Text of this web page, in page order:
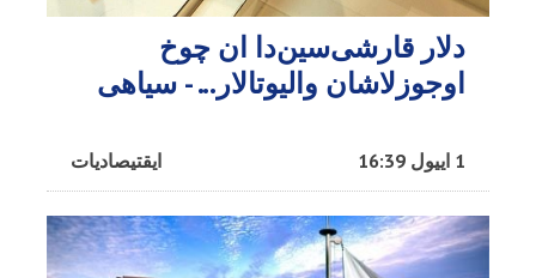
دلار قارشی‌سین‌دا ان چوخ
اوجوزلاشان والیوتالار... - سیاهی
ایقتیصادیات 1 اییول 16:39